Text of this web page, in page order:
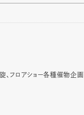
、フロアショー各種催物企画